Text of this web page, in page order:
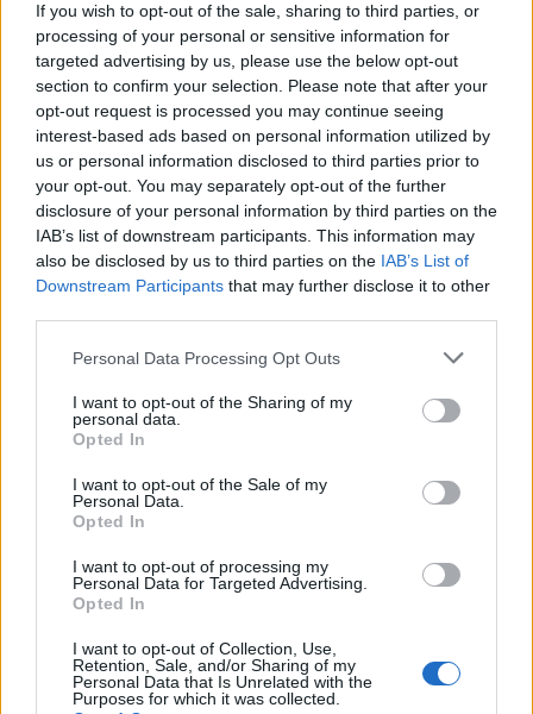
If you wish to opt-out of the sale, sharing to third parties, or
processing of your personal or sensitive information for
targeted advertising by us, please use the below opt-out
section to confirm your selection. Please note that after your
opt-out request is processed you may continue seeing
interest-based ads based on personal information utilized by
us or personal information disclosed to third parties prior to
your opt-out. You may separately opt-out of the further
disclosure of your personal information by third parties on the
IAB’s list of downstream participants. This information may
also be disclosed by us to third parties on the IAB’s List of
Downstream Participants that may further disclose it to other
Please note that this website/app uses one or more Google
not limited to your visit or usage behaviour. You may click to
grant or deny consent to Google and its third-party tags to
use your data for below specified purposes in below Google
consent section.
Personal Data Processing Opt Outs
I want to opt-out of the Sharing of my
personal data.
Opted In
I want to opt-out of the Sale of my
Personal Data.
Opted In
I want to opt-out of processing my
Personal Data for Targeted Advertising.
Opted In
I want to opt-out of Collection, Use,
Retention, Sale, and/or Sharing of my
Personal Data that Is Unrelated with the
Purposes for which it was collected.